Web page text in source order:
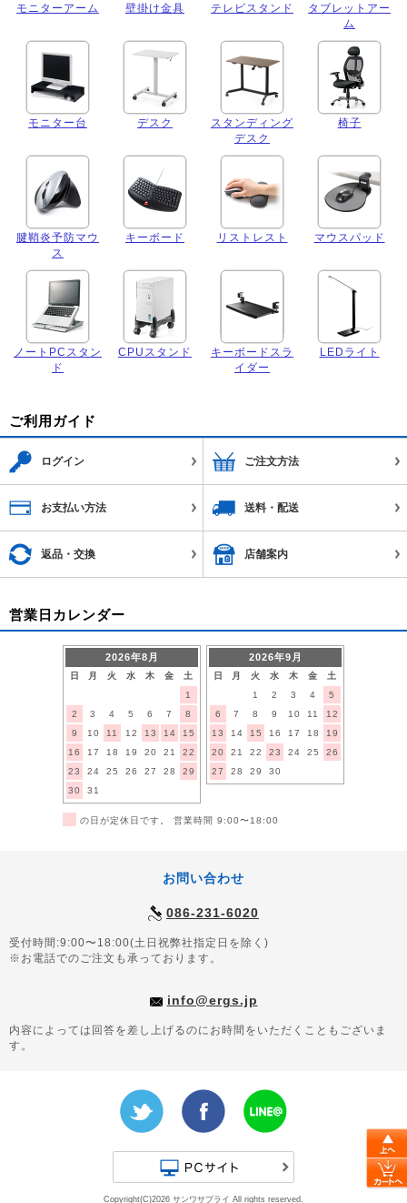
モニターアーム 壁掛け金具 テレビスタンド
タブレットアー
ム
モニター台 デスク
スタンディング
デスク
椅子
腱鞘炎予防マウ
ス
キーボード リストレスト マウスパッド
ノートPCスタン
ド
CPUスタンド
キーボードスラ
イダー
LEDライト
ご利用ガイド
ログイン ご注文方法
お支払い方法 送料・配送
返品・交換 店舗案内
営業日カレンダー
2026年8月
日 月 火 水 木 金
土
1
2
3 4 5 6 7
8
9
10 11 12 13 14
15
16
17 18 19 20 21
22
23
24 25 26 27 28
29
30
31
2026年9月
日 月 火 水 木 金
土
1
2 3 4
5
6
7 8 9 10 11
12
13
14 15 16 17 18
19
20
21 22 23 24 25
26
27
28 29 30
の日が定休日です。 営業時間 9:00〜18:00
お問い合わせ
086-231-6020
受付時間:9:00〜18:00(土日祝弊社指定日を除く)
※お電話でのご注文も承っております。
info@ergs.jp
内容によっては回答を差し上げるのにお時間をいただくこともございま
す。
Copyright(C)2026 サンワサプライ All rights reserved.